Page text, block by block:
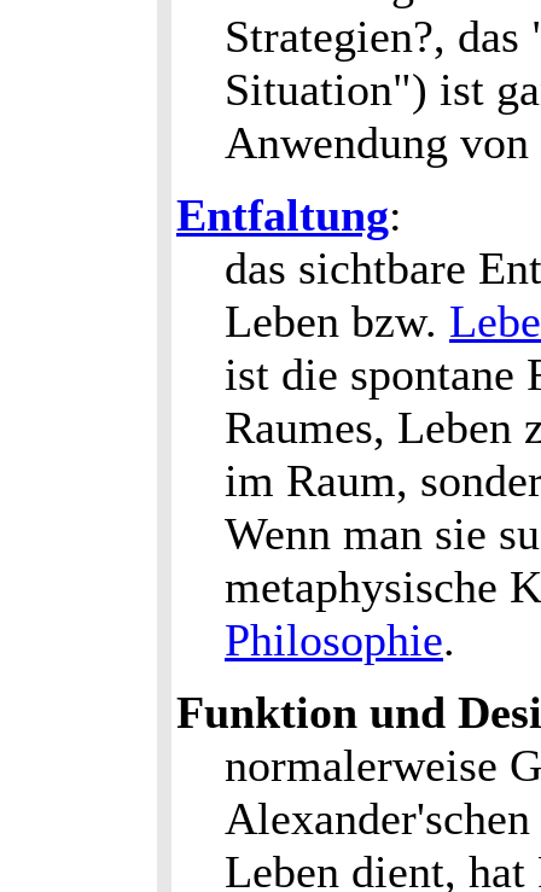
Strategien?,
Situation") ist
Anwendung
Entfaltung:
das sichtbare
Leben bzw.
ist die spontane
Raumes, Leben
im Raum,
Wenn man sie
metaphysische
Philosophie.
Funktion und
normalerweise
Leben dient,